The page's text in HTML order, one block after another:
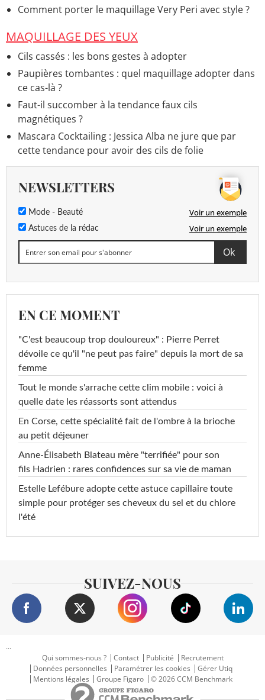
Comment porter le maquillage Very Peri avec style ?
MAQUILLAGE DES YEUX
Cils cassés : les bons gestes à adopter
Paupières tombantes : quel maquillage adopter dans
ce cas-là ?
Faut-il succomber à la tendance faux cils
magnétiques ?
Mascara Cocktailing : Jessica Alba ne jure que par
cette tendance pour avoir des cils de folie
NEWSLETTERS
Mode - Beauté Voir un exemple
Astuces de la rédac Voir un exemple
EN CE MOMENT
"C'est beaucoup trop douloureux" : Pierre Perret
dévoile ce qu'il "ne peut pas faire" depuis la mort de sa
femme
Tout le monde s'arrache cette clim mobile : voici à
quelle date les réassorts sont attendus
En Corse, cette spécialité fait de l'ombre à la brioche
au petit déjeuner
Anne-Élisabeth Blateau mère "terrifiée" pour son
fils Hadrien : rares confidences sur sa vie de maman
Estelle Lefébure adopte cette astuce capillaire toute
simple pour protéger ses cheveux du sel et du chlore
l'été
SUIVEZ-NOUS
...
Qui sommes-nous ?
Contact Publicité
Recrutement
Données personnelles
Paramétrer les cookies
Gérer Utiq
Mentions légales
Groupe Figaro © 2026 CCM Benchmark